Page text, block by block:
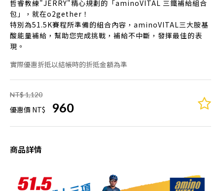
哲睿教練"JERRY"精心規劃的「aminoVITAL 三鐵補給組合
包」，就在o2gether！
特別為51.5K賽程所準備的組合內容，aminoVITAL三大胺基
酸能量補給，幫助您完成挑戰，補給不中斷，發揮最佳的表
現。
實際優惠折抵以結帳時的折抵金額為準
NT$ 1,120
優惠價 NT$ 960
商品詳情